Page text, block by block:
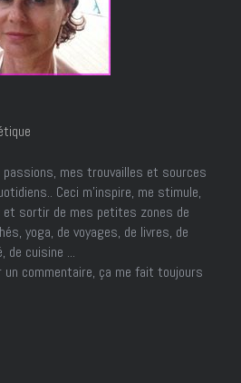
passions, mes trouvailles et sources
Ceci m'inspire, me stimule,
et sortir de mes petites zones de
yoga, de voyages, de livres, de
de cuisine ...
commentaire, ça me fait toujours